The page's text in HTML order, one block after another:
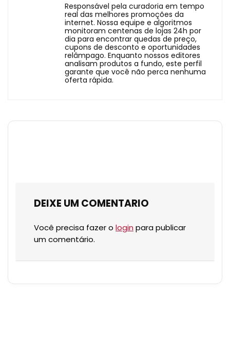
Responsável pela curadoria em tempo
real das melhores promoções da
internet. Nossa equipe e algoritmos
monitoram centenas de lojas 24h por
dia para encontrar quedas de preço,
cupons de desconto e oportunidades
relâmpago. Enquanto nossos editores
analisam produtos a fundo, este perfil
garante que você não perca nenhuma
oferta rápida.
DEIXE UM COMENTARIO
Você precisa fazer o login para publicar
um comentário.